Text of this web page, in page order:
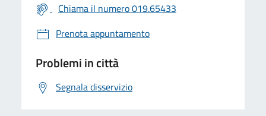
Chiama il numero 019.65433
Prenota appuntamento
Problemi in città
Segnala disservizio